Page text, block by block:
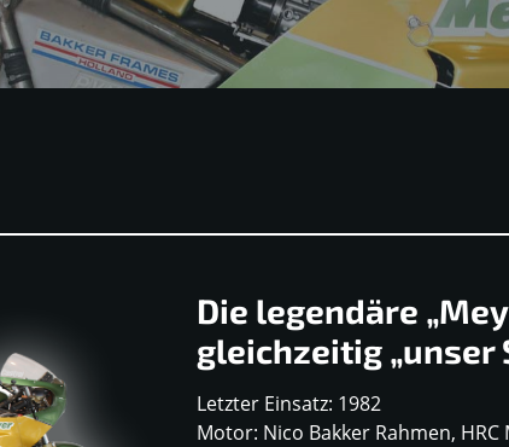
Die legendäre
gleichzeitig „unser
Letzter Einsatz: 1982
Motor: Nico Bakker Rahmen,